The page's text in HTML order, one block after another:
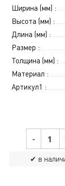
Ширина (мм) :
Высота (мм) :
Длина (мм) :
Размер :
Толщина (мм) :
Материал :
Артикул1 :
-
✔ в